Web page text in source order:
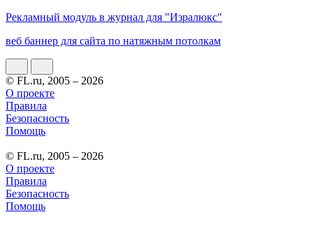
Рекламный модуль в журнал для "Изралюкс"
веб баннер для сайта по натяжным потолкам
© FL.ru, 2005 – 2026
О проекте
Правила
Безопасность
Помощь
© FL.ru, 2005 – 2026
О проекте
Правила
Безопасность
Помощь